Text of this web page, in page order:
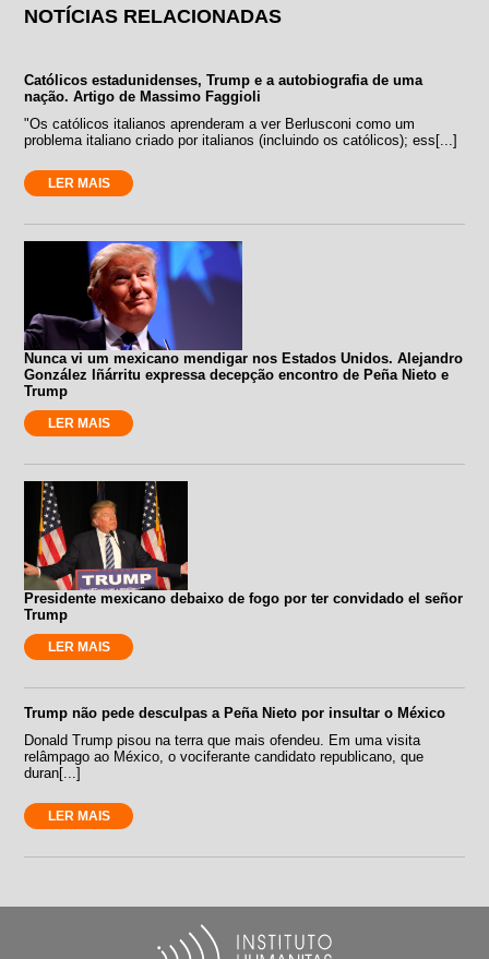
NOTÍCIAS RELACIONADAS
Católicos estadunidenses, Trump e a autobiografia de uma
nação. Artigo de Massimo Faggioli
"Os católicos italianos aprenderam a ver Berlusconi como um
problema italiano criado por italianos (incluindo os católicos); ess[...]
LER MAIS
Nunca vi um mexicano mendigar nos Estados Unidos. Alejandro
González Iñárritu expressa decepção encontro de Peña Nieto e
Trump
LER MAIS
Presidente mexicano debaixo de fogo por ter convidado el señor
Trump
LER MAIS
Trump não pede desculpas a Peña Nieto por insultar o México
Donald Trump pisou na terra que mais ofendeu. Em uma visita
relâmpago ao México, o vociferante candidato republicano, que
duran[...]
LER MAIS